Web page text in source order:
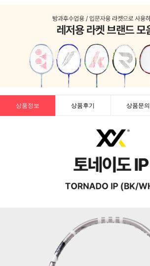
상품정보 상품후기 상품문의